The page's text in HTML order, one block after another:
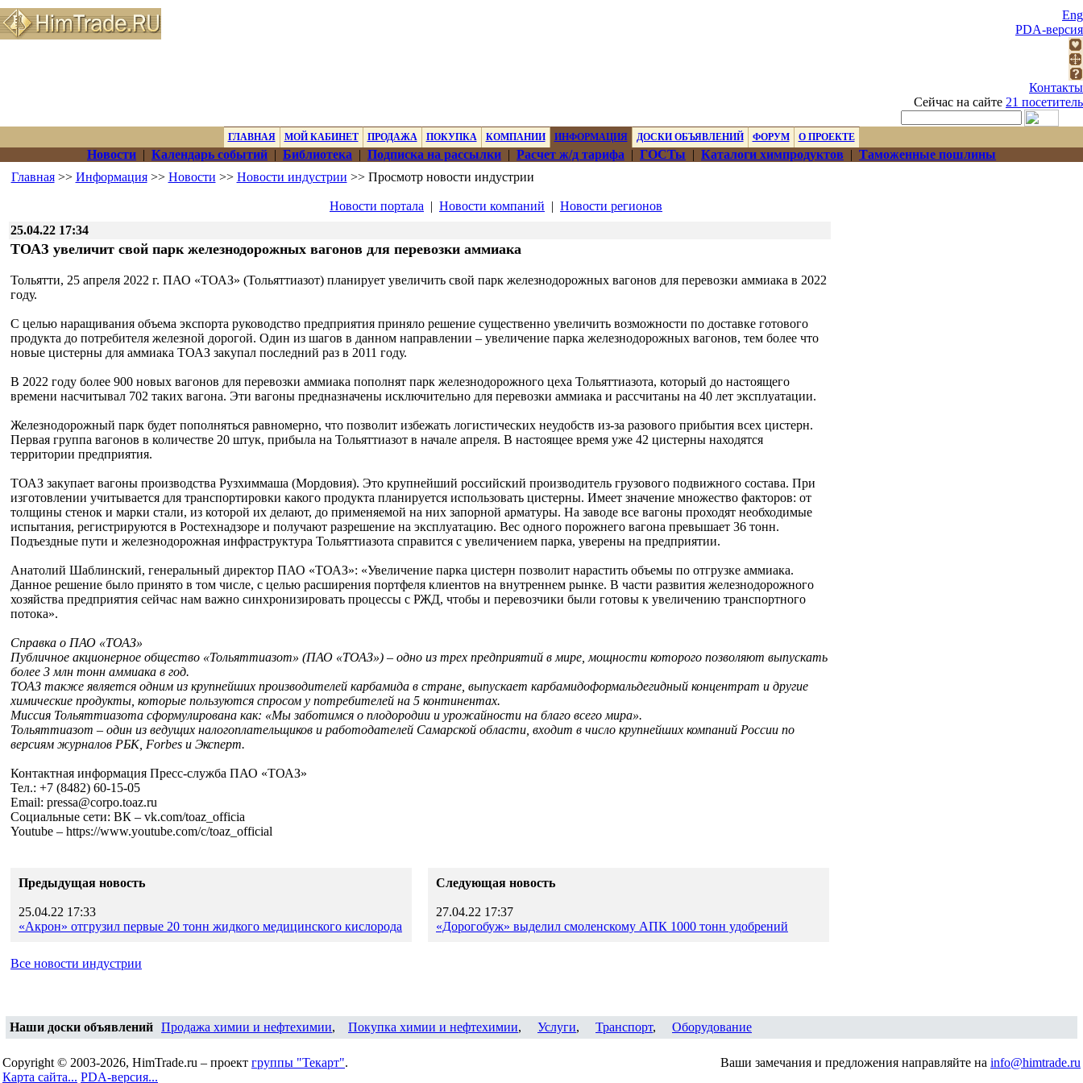
Eng
PDA-версия
Контакты
Сейчас на сайте 21 посетитель
ГЛАВНАЯ МОЙ КАБИНЕТ ПРОДАЖА ПОКУПКА КОМПАНИИ ИНФОРМАЦИЯ ДОСКИ ОБЪЯВЛЕНИЙ ФОРУМ О ПРОЕКТЕ
Новости | Календарь событий | Библиотека | Подписка на рассылки | Расчет ж/д тарифа | ГОСТы | Каталоги химпродуктов | Таможенные пошлины
Главная>> Информация>> Новости >> Новости индустрии >> Просмотр новости индустрии
Новости портала | Новости компаний | Новости регионов
25.04.22 17:34
ТОАЗ увеличит свой парк железнодорожных вагонов для перевозки аммиака
Тольятти, 25 апреля 2022 г. ПАО «ТОАЗ» (Тольяттиазот) планирует увеличить свой парк железнодорожных вагонов для перевозки аммиака в 2022
году.
С целью наращивания объема экспорта руководство предприятия приняло решение существенно увеличить возможности по доставке готового
продукта до потребителя железной дорогой. Один из шагов в данном направлении – увеличение парка железнодорожных вагонов, тем более что
новые цистерны для аммиака ТОАЗ закупал последний раз в 2011 году.
В 2022 году более 900 новых вагонов для перевозки аммиака пополнят парк железнодорожного цеха Тольяттиазота, который до настоящего
времени насчитывал 702 таких вагона. Эти вагоны предназначены исключительно для перевозки аммиака и рассчитаны на 40 лет эксплуатации.
Железнодорожный парк будет пополняться равномерно, что позволит избежать логистических неудобств из-за разового прибытия всех цистерн.
Первая группа вагонов в количестве 20 штук, прибыла на Тольяттиазот в начале апреля. В настоящее время уже 42 цистерны находятся
территории предприятия.
ТОАЗ закупает вагоны производства Рузхиммаша (Мордовия). Это крупнейший российский производитель грузового подвижного состава. При
изготовлении учитывается для транспортировки какого продукта планируется использовать цистерны. Имеет значение множество факторов: от
толщины стенок и марки стали, из которой их делают, до применяемой на них запорной арматуры. На заводе все вагоны проходят необходимые
испытания, регистрируются в Ростехнадзоре и получают разрешение на эксплуатацию. Вес одного порожнего вагона превышает 36 тонн.
Подъездные пути и железнодорожная инфраструктура Тольяттиазота справится с увеличением парка, уверены на предприятии.
Анатолий Шаблинский, генеральный директор ПАО «ТОАЗ»: «Увеличение парка цистерн позволит нарастить объемы по отгрузке аммиака.
Данное решение было принято в том числе, с целью расширения портфеля клиентов на внутреннем рынке. В части развития железнодорожного
хозяйства предприятия сейчас нам важно синхронизировать процессы с РЖД, чтобы и перевозчики были готовы к увеличению транспортного
потока».
Справка о ПАО «ТОАЗ»
Публичное акционерное общество «Тольяттиазот» (ПАО «ТОАЗ») – одно из трех предприятий в мире, мощности которого позволяют выпускать
более 3 млн тонн аммиака в год.
ТОАЗ также является одним из крупнейших производителей карбамида в стране, выпускает карбамидоформальдегидный концентрат и другие
химические продукты, которые пользуются спросом у потребителей на 5 континентах.
Миссия Тольяттиазота сформулирована как: «Мы заботимся о плодородии и урожайности на благо всего мира».
Тольяттиазот – один из ведущих налогоплательщиков и работодателей Самарской области, входит в число крупнейших компаний России по
версиям журналов РБК, Forbes и Эксперт.
Контактная информация Пресс-служба ПАО «ТОАЗ»
Тел.: +7 (8482) 60-15-05
Email: pressa@corpo.toaz.ru
Социальные сети: ВК – vk.com/toaz_officia
Youtube – https://www.youtube.com/c/toaz_official
Предыдущая новость
25.04.22 17:33
«Акрон» отгрузил первые 20 тонн жидкого медицинского кислорода
Следующая новость
27.04.22 17:37
«Дорогобуж» выделил смоленскому АПК 1000 тонн удобрений
Все новости индустрии
Наши доски объявлений Продажа химии и нефтехимии, Покупка химии и нефтехимии, Услуги, Транспорт, Оборудование
Copyright © 2003-2026, HimTrade.ru – проект группы "Текарт".
Карта сайта... PDA-версия...
Ваши замечания и предложения направляйте на info@himtrade.ru